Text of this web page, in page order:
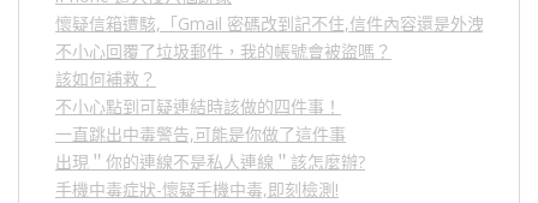
懷疑信箱遭駭,「Gmail 密碼改到記不住,信件內容還是外洩？」,
不小心回覆了垃圾郵件，我的帳號會被盜嗎？
該如何補救？
不小心點到可疑連結時該做的四件事！
一直跳出中毒警告,可能是你做了這件事
出現＂你的連線不是私人連線＂該怎麼辦?
手機中毒症狀-懷疑手機中毒,即刻檢測!